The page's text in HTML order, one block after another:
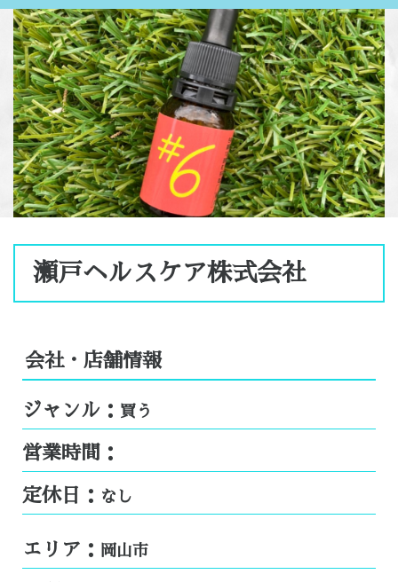
瀬戸ヘルスケア株式会社
会社・店舗情報
ジャンル： 買う
営業時間：
定休日： なし
エリア： 岡山市